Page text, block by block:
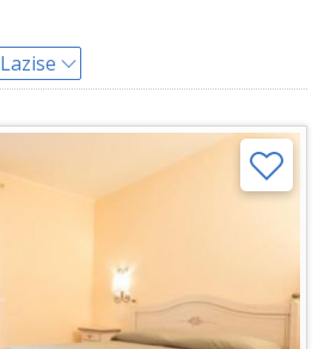
Lazise